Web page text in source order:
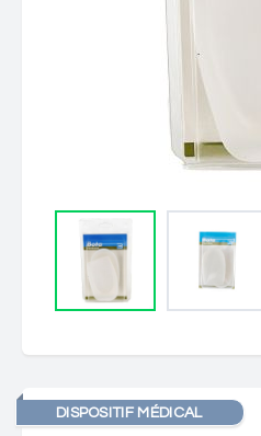
DISPOSITIF MÉDICAL